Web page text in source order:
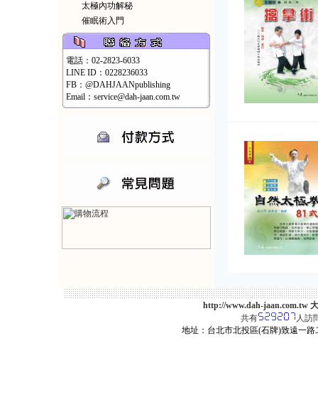
太極內功解秘
催眠術入門
電話：02-2823-6033
LINE ID：0228236033
FB：@DAHJAANpublishing
Email：service@dah-jaan.com.tw
http://www.dah-jaan.com.tw
共有
人訪
地址：台北市北投區(石牌)致遠一路